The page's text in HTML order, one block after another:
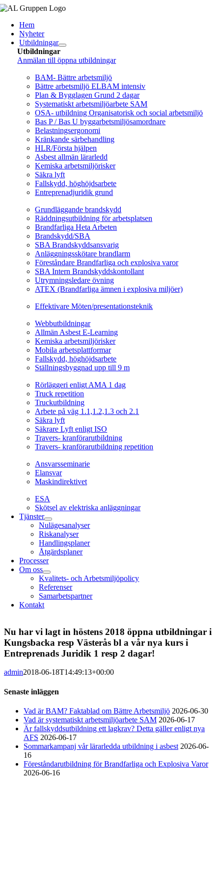
Fortsätt
innehållet
Hem
Nyheter
Utbildningar
Utbildningar
Anmälan till öppna utbildningar
BAM- Bättre arbetsmiljö
Bättre arbetsmiljö ELBAM intensiv
Plan & Bygglagen Grund 2 dagar
Systematiskt arbetsmiljöarbete SAM
OSA- utbildning Organisatorisk och social arbetsmiljö
Bas P / Bas U byggarbetsmiljösamordnare
Belastningsergonomi
Kränkande särbehandling
HLR/Första hjälpen
Asbest allmän lärarledd
Kemiska arbetsmiljörisker
Säkra lyft
Fallskydd, höghöjdsarbete
Entreprenadjuridik grund
Grundläggande brandskydd
Räddningsutbildning för arbetsplatsen
Brandfarliga Heta Arbeten
Brandskydd/SBA
SBA Brandskyddsansvarig
Anläggningsskötare brandlarm
Föreståndare Brandfarliga och explosiva varor
SBA Intern Brandskyddskontollant
Utrymningsledare övning
ATEX (Brandfarliga ämnen i explosiva miljöer)
Effektivare Möten/presentationsteknik
Webbutbildningar
Allmän Asbest E-Learning
Kemiska arbetsmiljörisker
Mobila arbetsplattformar
Fallskydd, höghöjdsarbete
Ställningsbyggnad upp till 9 m
Rörläggeri enligt AMA 1 dag
Truck repetition
Truckutbildning
Arbete på väg 1.1,1.2,1.3 och 2.1
Säkra lyft
Säkrare Lyft enligt ISO
Travers- kranförarutbildning
Travers- kranförarutbildning repetition
Ansvarsseminarie
Elansvar
Maskindirektivet
ESA
Skötsel av elektriska anläggningar
Tjänster
Nulägesanalyser
Riskanalyser
Handlingsplaner
Åtgärdsplaner
Processer
Om oss
Kvalitets- och Arbetsmiljöpolicy
Referenser
Samarbetspartner
Kontakt
Nu har vi lagt in höstens 2018 öppna utbildningar i
Kungsbacka resp Västerås bl a vår nya kurs i
Entreprenads Juridik 1 resp 2 dagar!
admin2018-06-18T14:49:13+00:00
Senaste inläggen
Vad är BAM? Faktablad om Bättre Arbetsmiljö 2026-06-30
Vad är systematiskt arbetsmiljöarbete SAM 2026-06-17
Är fallskyddsutbildning ett lagkrav? Detta gäller enligt nya
AFS 2026-06-17
Sommarkampanj vår lärarledda utbildning i asbest 2026-06-
16
Föreståndarutbildning för Brandfarliga och Explosiva Varor
2026-06-16